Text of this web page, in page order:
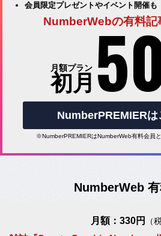
会員限定プレゼントやイベント開催も
NumberWebの有料記
月額プラン
初月
NumberPREMIERは
※NumberPREMIERはNumberWeb有料会員と
NumberWeb
月額：330円 （